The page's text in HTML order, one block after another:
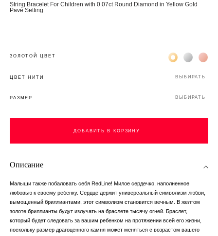
String Bracelet For Children with 0.07ct Round Diamond in Yellow Gold
Pavé Setting
ЗОЛОТОЙ ЦВЕТ Жёлтое золото
Белое
ЦВЕТ НИТИ ВЫБИРАТЬ
РАЗМЕР ВЫБИРАТЬ
ДОБАВИТЬ В КОРЗИНУ
Описание
Малыши также побаловать себя RedLine! Милое сердечко, наполненное
любовью к своему ребенку. Сердце держит универсальный символизм любви,
вымощенный бриллиантами, этот символизм становится вечным. В желтом
золоте бриллианты будут излучать на браслете тысячу огней. Браслет,
который будет следовать за вашим ребенком на протяжении всей его жизни,
поскольку размер драгоценного камня может меняться с возрастом вашего